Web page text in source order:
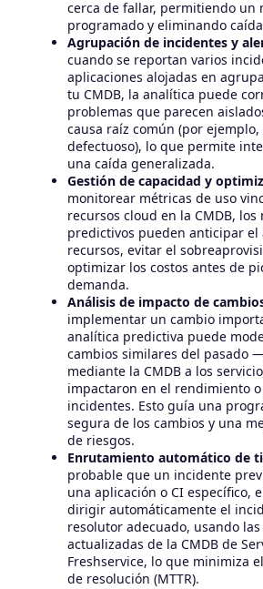
cerca de fallar, permitiendo un
programado y eliminando
Agrupación de incidentes y
cuando se reportan varios
aplicaciones alojadas en
tu CMDB, la analítica puede
problemas que parecen
causa raíz común (por
defectuoso), lo que permite
una caída generalizada.
Gestión de capacidad y
monitorear métricas de uso
recursos cloud en la CMDB, los
predictivos pueden anticipar el
recursos, evitar el
optimizar los costos antes de
demanda.
Análisis de impacto de
implementar un cambio
analítica predictiva puede
cambios similares del pasado
mediante la CMDB a los
impactaron en el rendimiento
incidentes. Esto guía una
segura de los cambios y una
de riesgos.
Enrutamiento automático de
probable que un incidente
una aplicación o CI específico,
dirigir automáticamente el
resolutor adecuado, usando
actualizadas de la CMDB de
Freshservice, lo que minimiza
de resolución (MTTR).